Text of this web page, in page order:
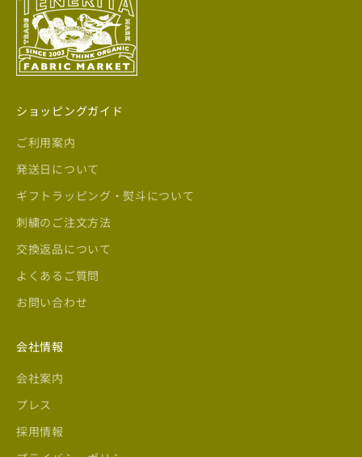
ショッピングガイド
ご利用案内
発送日について
ギフトラッピング・熨斗について
刺繍のご注文方法
交換返品について
よくあるご質問
お問い合わせ
会社情報
会社案内
プレス
採用情報